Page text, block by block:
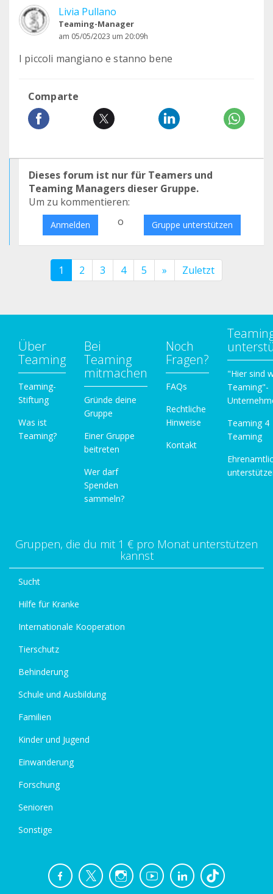
Livia Pullano
Teaming-Manager
am 05/05/2023 um 20:09h
I piccoli mangiano e stanno bene
Comparte
Dieses forum ist nur für Teamers und
Teaming Managers dieser Gruppe.
Um zu kommentieren:
Anmelden o Gruppe unterstützen
1 2 3 4 5 » Zuletzt
Über
Teaming
Teaming-
Stiftung
Was ist
Teaming?
Bei
Teaming
mitmachen
Gründe deine
Gruppe
Einer Gruppe
beitreten
Wer darf
Spenden
sammeln?
Noch
Fragen?
FAQs
Rechtliche
Hinweise
Kontakt
"Hier sind
Teaming"-
Teaming 4
Teaming
Gruppen, die du mit 1 € pro Monat unterstützen
kannst
Sucht
Hilfe für Kranke
Internationale Kooperation
Tierschutz
Behinderung
Schule und Ausbildung
Familien
Kinder und Jugend
Einwanderung
Forschung
Senioren
Sonstige